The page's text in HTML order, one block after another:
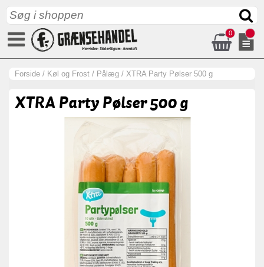
0
Forside / Køl og Frost / Pålæg / XTRA Party Pølser 500 g
XTRA Party Pølser 500 g